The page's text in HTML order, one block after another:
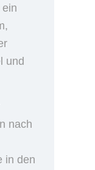
und
nach
in den